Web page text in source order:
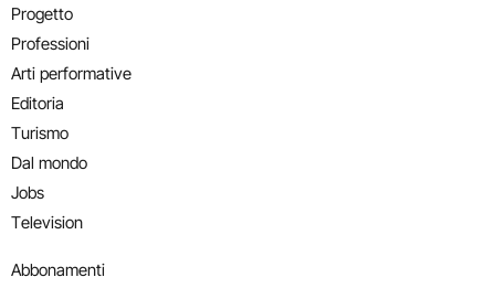
Progetto
Professioni
Arti performative
Editoria
Turismo
Dal mondo
Jobs
Television
Abbonamenti